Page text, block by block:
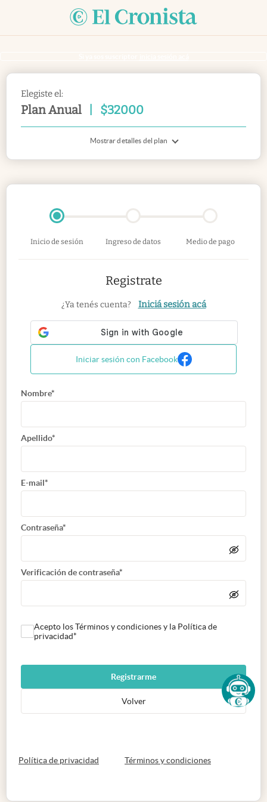
Elegiste el:
Plan Anual $32000
Mostrar detalles del plan
Inicio de sesión Ingreso de datos Medio de pago
Registrate
¿Ya tenés cuenta? Iniciá sesión acá
Iniciar sesión con Facebook
Nombre*
Apellido*
E-mail*
Contraseña*
Verificación de contraseña*
Acepto los Términos y condiciones y la Política de
privacidad*
Registrarme
Volver
Política de privacidad abre en nueva pestaña
Términos y condicionesabre en nueva